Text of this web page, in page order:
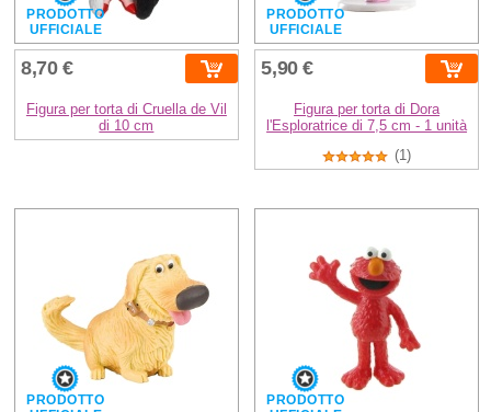
PRODOTTO
UFFICIALE
8,70 €
Figura per torta di Cruella de Vil
di 10 cm
PRODOTTO
UFFICIALE
5,90 €
Figura per torta di Dora
l'Esploratrice di 7,5 cm - 1 unità
(1)
PRODOTTO
PRODOTTO